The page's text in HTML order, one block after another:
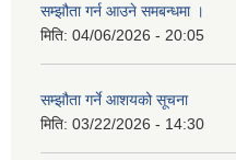
सम्झौता गर्न आउने समबन्धमा ।
मिति: 04/06/2026 - 20:05
सम्झौता गर्ने आशयको सूचना
मिति: 03/22/2026 - 14:30